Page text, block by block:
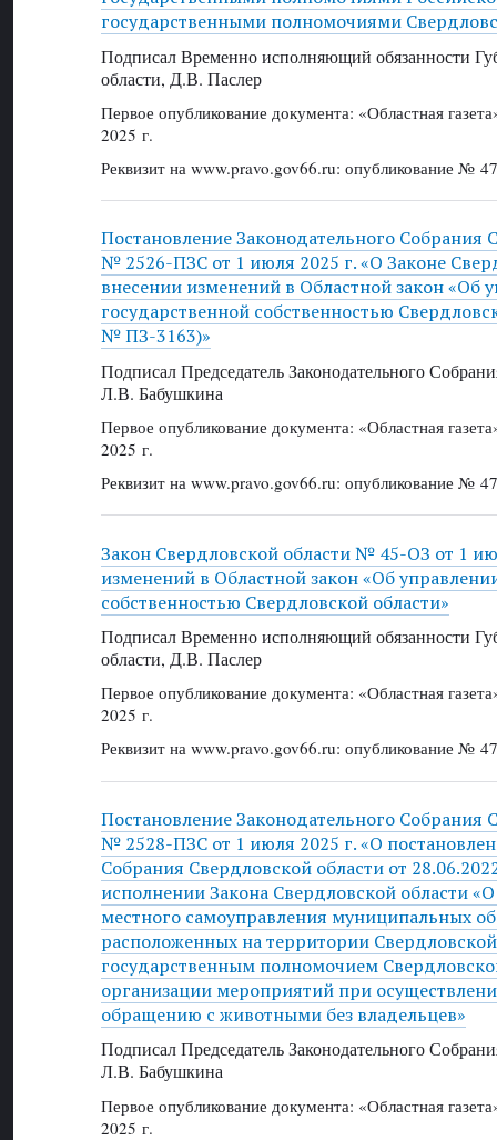
государственными полномочиями
Подписал Временно исполняющий обязанности
области, Д.В. Паслер
Первое опубликование документа: «Областная
2025 г.
Реквизит на www.pravo.gov66.ru: опубликование №
Постановление Законодательного Собрания
№ 2526-ПЗС от 1 июля 2025 г. «О Законе
внесении изменений в Областной закон «Об
государственной собственностью
№ ПЗ-3163)»
Подписал Председатель Законодательного
Л.В. Бабушкина
Первое опубликование документа: «Областная
2025 г.
Реквизит на www.pravo.gov66.ru: опубликование №
Закон Свердловской области № 45-ОЗ от 1
изменений в Областной закон «Об
собственностью Свердловской области»
Подписал Временно исполняющий обязанности
области, Д.В. Паслер
Первое опубликование документа: «Областная
2025 г.
Реквизит на www.pravo.gov66.ru: опубликование №
Постановление Законодательного Собрания
№ 2528-ПЗС от 1 июля 2025 г. «О
Собрания Свердловской области от
исполнении Закона Свердловской области
местного самоуправления муниципальных
расположенных на территории
государственным полномочием
организации мероприятий при
обращению с животными без владельцев»
Подписал Председатель Законодательного
Л.В. Бабушкина
Первое опубликование документа: «Областная
2025 г.